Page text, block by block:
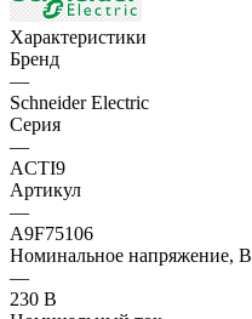
Характеристики
Бренд
—
Schneider Electric
Серия
—
ACTI9
Артикул
—
A9F75106
Номинальное напряжение, В
—
230 В